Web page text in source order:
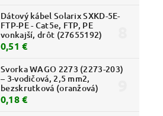
Dátový kábel Solarix SXKD-5E-
FTP-PE - Cat5e, FTP, PE
vonkajší, drôt (27655192)
0,51 €
Svorka WAGO 2273 (2273-203)
– 3-vodičová, 2,5 mm2,
bezskrutková (oranžová)
0,18 €